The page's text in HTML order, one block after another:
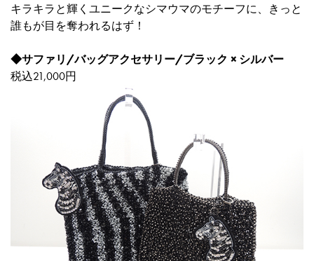
キラキラと輝くユニークなシマウマのモチーフに、きっと
誰もが目を奪われるはず！
◆サファリ/バッグアクセサリー/ブラック × シルバー
税込21,000円